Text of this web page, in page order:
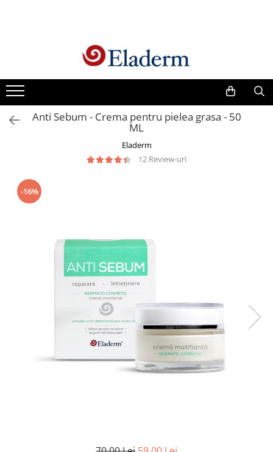
Vezi toate produsele
Creme cu protectie solara
Produse Antirid
Produse Hidratante
Produse Antiacnee
Produse Par si Scalp
Lotiuni tonice
Produse pentru curatare
Produse pentru pete pigmentare
Evidence skincare
Anti Sebum - Crema pentru pielea grasa - 50
ML
Eladerm
12 Review-uri
-16%